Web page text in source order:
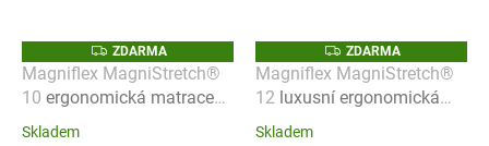
Z
D
A
R
ZDARMA
Magniflex MagniStretch®
10 ergonomická matrace
podporující regeneraci
Skladem
Z
D
A
R
ZDARMA
Magniflex MagniStretch®
12 luxusní ergonomická
matrace pro regeneraci
Skladem